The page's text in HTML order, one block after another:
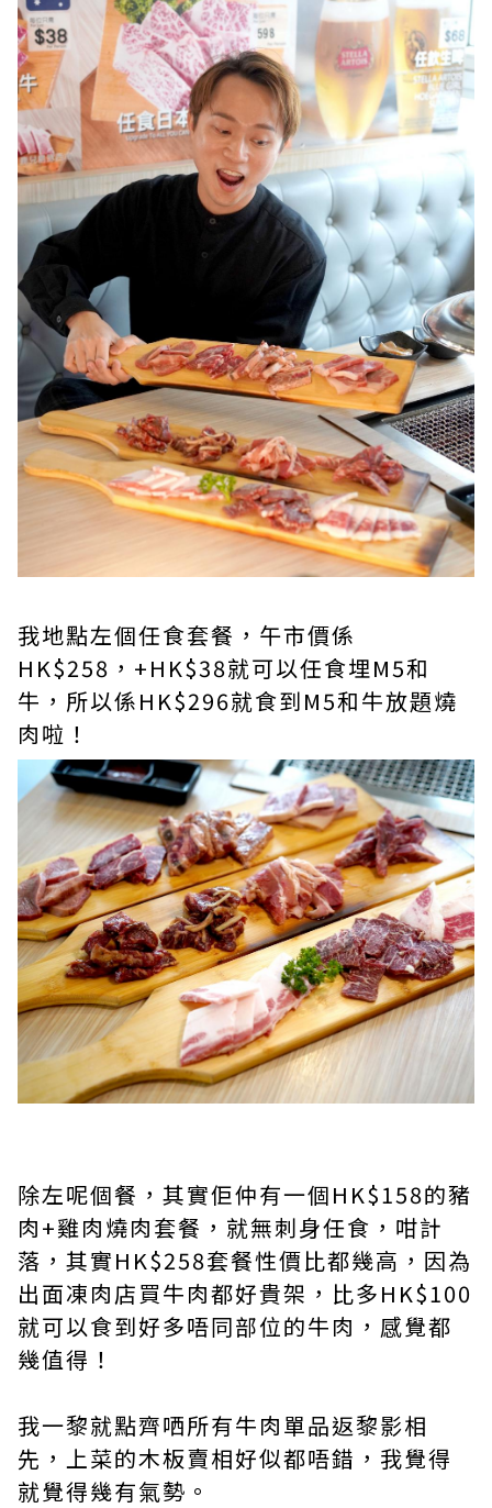
我地點左個任食套餐，午市價係
HK$258，+HK$38就可以任食埋M5和
牛，所以係HK$296就食到M5和牛放題燒
肉啦！
除左呢個餐，其實佢仲有一個HK$158的豬
肉+雞肉燒肉套餐，就無刺身任食，咁計
落，其實HK$258套餐性價比都幾高，因為
出面凍肉店買牛肉都好貴架，比多HK$100
就可以食到好多唔同部位的牛肉，感覺都
幾值得！
我一黎就點齊哂所有牛肉單品返黎影相
先，上菜的木板賣相好似都唔錯，我覺得
就覺得幾有氣勢。